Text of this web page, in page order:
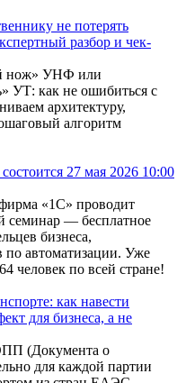
не потерять
разбор и чек-
нож» УНФ или
УТ: как не ошибиться с
архитектуру,
алгоритм
27 мая 2026 10:00
«1С» проводит
— бесплатное
бизнеса,
по автоматизации. Уже
человек по всей стране!
как навести
для бизнеса, а не
(Документа о
для каждой партии